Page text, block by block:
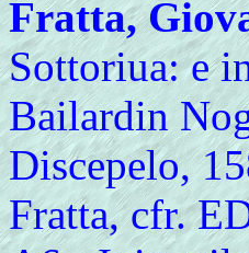
Fratta,
Sottoriua: e
Bailardin
Discepelo,
Fratta, cfr.